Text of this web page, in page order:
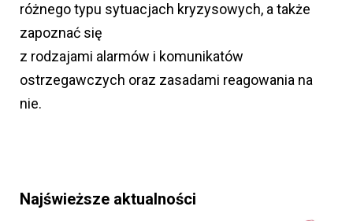
różnego typu sytuacjach kryzysowych, a także
zapoznać się
z rodzajami alarmów i komunikatów
ostrzegawczych oraz zasadami reagowania na
nie.
Najświeższe aktualności